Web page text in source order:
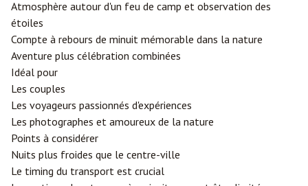
Atmosphère autour d'un feu de camp et observation des
étoiles
Compte à rebours de minuit mémorable dans la nature
Aventure plus célébration combinées
Idéal pour
Les couples
Les voyageurs passionnés d'expériences
Les photographes et amoureux de la nature
Points à considérer
Nuits plus froides que le centre-ville
Le timing du transport est crucial